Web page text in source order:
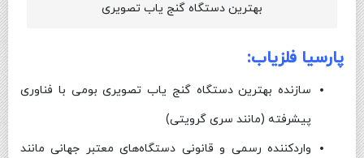
بهترین دستگاه گنج یاب تصویری
پارسیا فلزیاب:
سازنده بهترین دستگاه گنج یاب تصویری بومی با فناوری
پیشرفته (مانند سری گرویتی)
واردکننده رسمی و قانونی دستگاه‌های معتبر جهانی مانند